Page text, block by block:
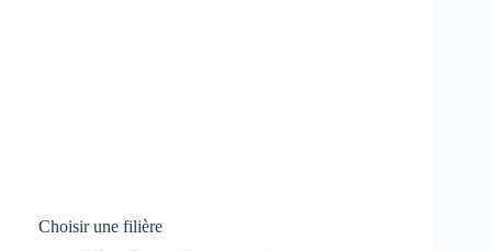
Choisir une filière